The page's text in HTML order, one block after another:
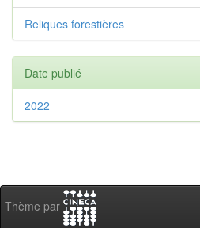
Reliques forestières
Date publié
2022
Thème par